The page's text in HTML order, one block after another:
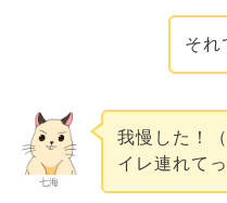
それ
七海
我慢した！
イレ連れて